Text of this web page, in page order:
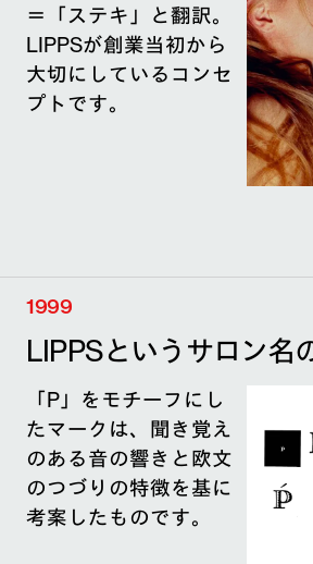
＝「ステキ」と翻訳。
LIPPSが創業当初から
大切にしているコンセ
プトです。
1999
LIPPSというサロン名
「P」をモチーフにし
たマークは、聞き覚え
のある音の響きと欧文
のつづりの特徴を基に
考案したものです。